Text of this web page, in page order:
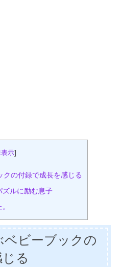
表示]
クの付録で成長を感じる
ズルに励む息子
ベビーブックの
る